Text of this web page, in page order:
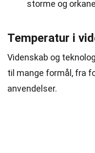
storme og
Temperatur i
Videnskab og
til mange formål, fra
anvendelser.